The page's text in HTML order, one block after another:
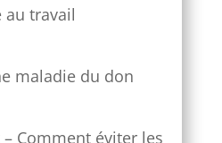
au travail
maladie du don
– Comment éviter les